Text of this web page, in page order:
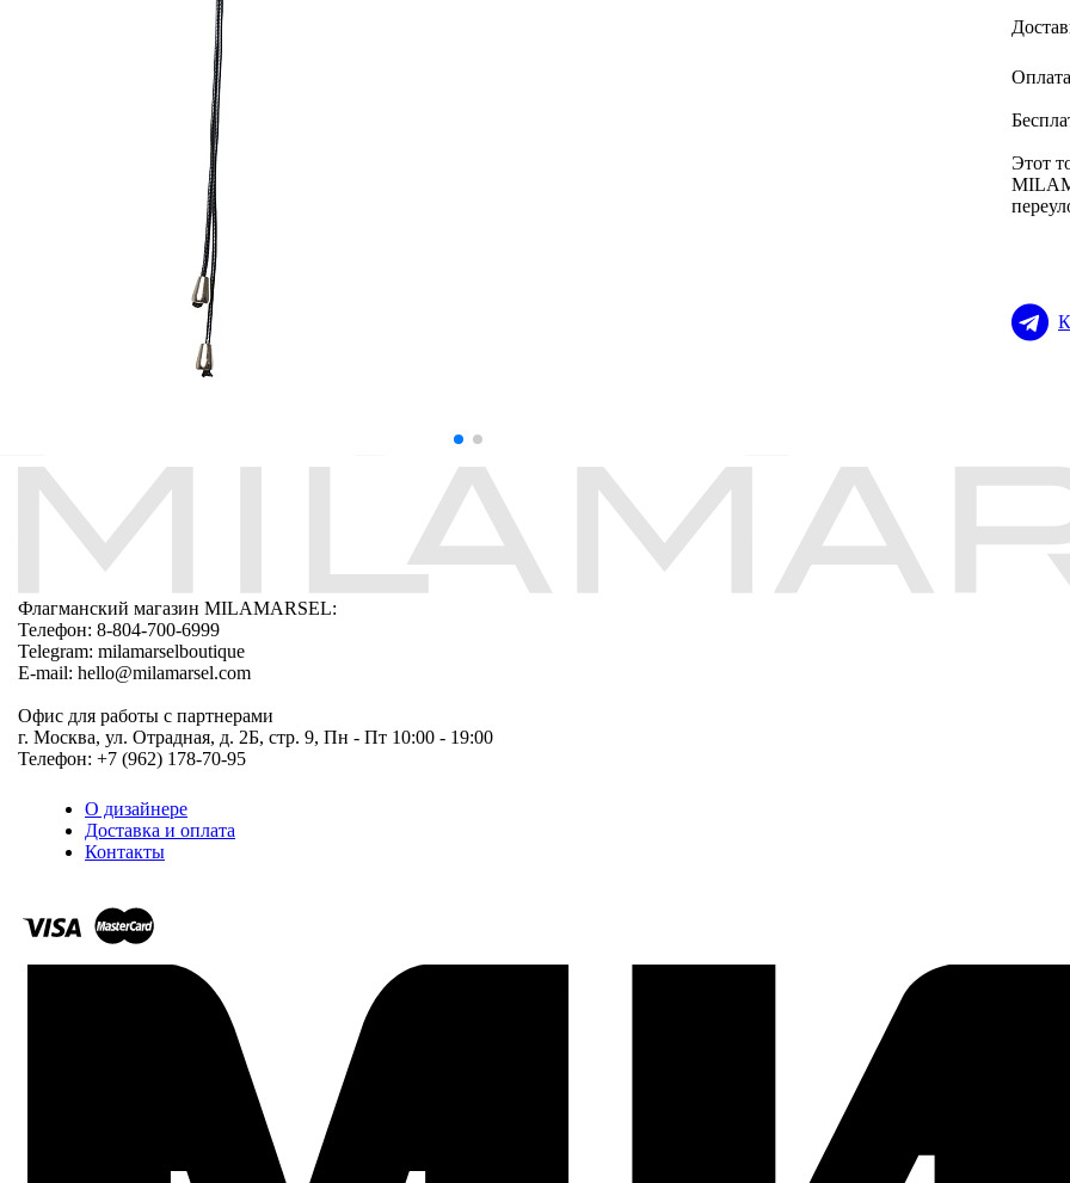
Этот
Флагманский магазин MILAMARSEL:
Телефон: 8-804-700-6999
Telegram: milamarselboutique
E-mail: hello@milamarsel.com
Офис для работы с партнерами
г. Москва, ул. Отрадная, д. 2Б, стр. 9, Пн - Пт 10:00 - 19:00
Телефон: +7 (962) 178-70-95
О дизайнере
Доставка и оплата
Контакты